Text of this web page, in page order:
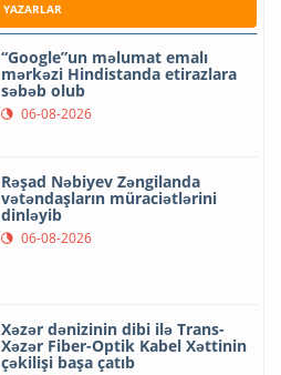
YAZARLAR
“Google”un məlumat emalı
mərkəzi Hindistanda etirazlara
səbəb olub
06-08-2026
Rəşad Nəbiyev Zəngilanda
vətəndaşların müraciətlərini
dinləyib
06-08-2026
Xəzər dənizinin dibi ilə Trans-
Xəzər Fiber-Optik Kabel Xəttinin
çəkilişi başa çatıb